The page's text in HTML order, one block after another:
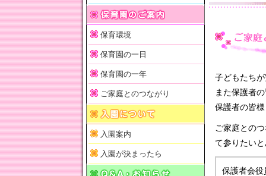
子どもたち
また保護者
保護者の皆
ご家庭との
て参りたい
保護者会役
保育環境
保育園の一日
保育園の一年
ご家庭とのつながり
入園案内
入園が決まったら